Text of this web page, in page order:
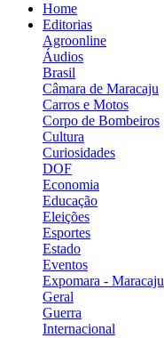
Home
Editorias
Agroonline
Áudios
Brasil
Câmara de Maracaju
Carros e Motos
Corpo de Bombeiros
Cultura
Curiosidades
DOF
Economia
Educação
Eleições
Esportes
Estado
Eventos
Expomara - Maracaju
Geral
Guerra
Internacional